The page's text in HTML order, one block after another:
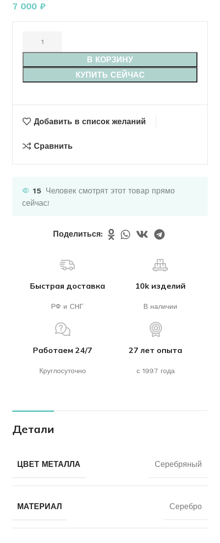
7 000 ₽
В КОРЗИНУ
КУПИТЬ СЕЙЧАС
Добавить в список желаний
Сравнить
15 Человек смотрят этот товар прямо
сейчас!
Поделиться:
Быстрая доставка
РФ и СНГ
10k изделий
В наличии
Работаем 24/7
Круглосуточно
27 лет опыта
с 1997 года
Детали
ЦВЕТ МЕТАЛЛА Серебряный
МАТЕРИАЛ Серебро